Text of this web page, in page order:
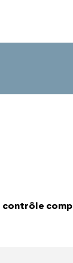
contrôle